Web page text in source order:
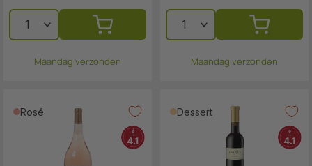
Maandag verzonden Maandag verzonden
Rosé Dessert